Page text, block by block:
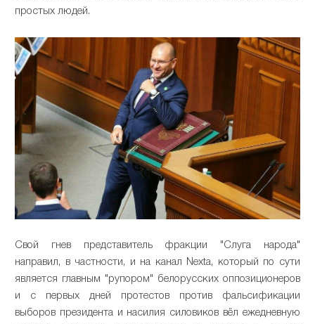
простых людей.
Свой гнев представитель фракции "Слуга народа"
направил, в частности, и на канал Nexta, который по сути
является главным "рупором" белорусских оппозиционеров
и с первых дней протестов против фальсификации
выборов президента и насилия силовиков вёл ежедневную